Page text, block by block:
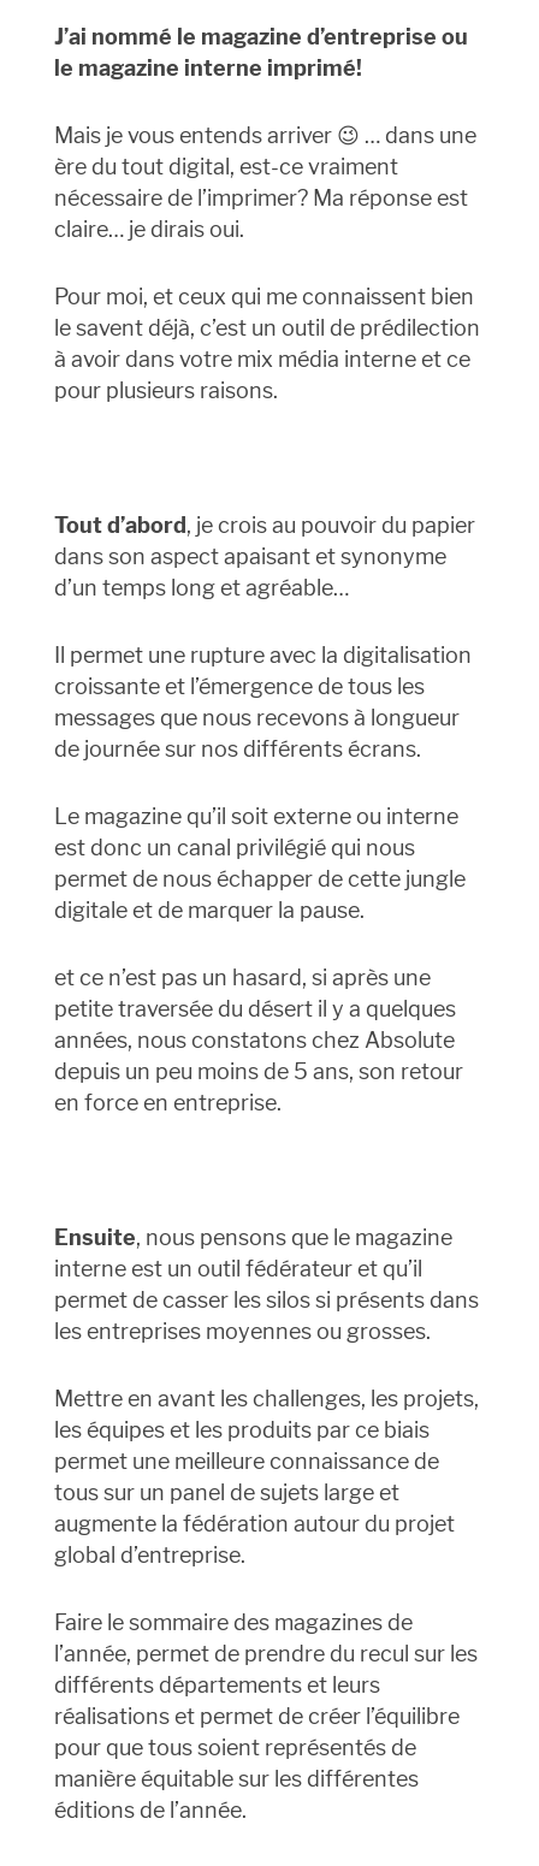
J’ai nommé le magazine d’entreprise ou
le magazine interne imprimé!
Mais je vous entends arriver 😉 … dans une
ère du tout digital, est-ce vraiment
nécessaire de l’imprimer? Ma réponse est
claire… je dirais oui.
Pour moi, et ceux qui me connaissent bien
le savent déjà, c’est un outil de prédilection
à avoir dans votre mix média interne et ce
pour plusieurs raisons.
Tout d’abord, je crois au pouvoir du papier
dans son aspect apaisant et synonyme
d’un temps long et agréable…
Il permet une rupture avec la digitalisation
croissante et l’émergence de tous les
messages que nous recevons à longueur
de journée sur nos différents écrans.
Le magazine qu’il soit externe ou interne
est donc un canal privilégié qui nous
permet de nous échapper de cette jungle
digitale et de marquer la pause.
et ce n’est pas un hasard, si après une
petite traversée du désert il y a quelques
années, nous constatons chez Absolute
depuis un peu moins de 5 ans, son retour
en force en entreprise.
Ensuite, nous pensons que le magazine
interne est un outil fédérateur et qu’il
permet de casser les silos si présents dans
les entreprises moyennes ou grosses.
Mettre en avant les challenges, les projets,
les équipes et les produits par ce biais
permet une meilleure connaissance de
tous sur un panel de sujets large et
augmente la fédération autour du projet
global d’entreprise.
Faire le sommaire des magazines de
l’année, permet de prendre du recul sur les
différents départements et leurs
réalisations et permet de créer l’équilibre
pour que tous soient représentés de
manière équitable sur les différentes
éditions de l’année.